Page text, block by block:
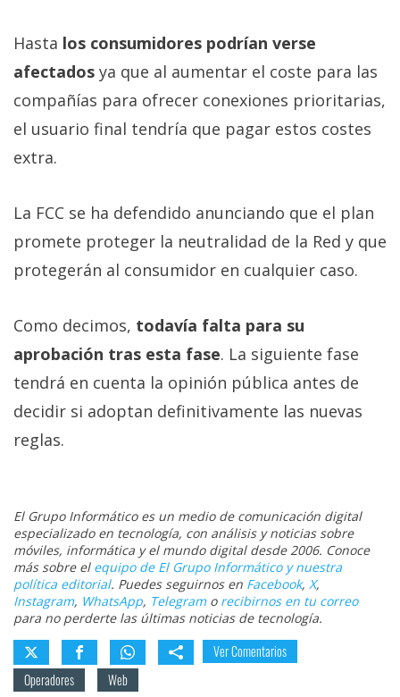
Hasta los consumidores podrían verse
afectados ya que al aumentar el coste para las
compañías para ofrecer conexiones prioritarias,
el usuario final tendría que pagar estos costes
extra.
La FCC se ha defendido anunciando que el plan
promete proteger la neutralidad de la Red y que
protegerán al consumidor en cualquier caso.
Como decimos, todavía falta para su
aprobación tras esta fase. La siguiente fase
tendrá en cuenta la opinión pública antes de
decidir si adoptan definitivamente las nuevas
reglas.
El Grupo Informático es un medio de comunicación digital
especializado en tecnología, con análisis y noticias sobre
móviles, informática y el mundo digital desde 2006. Conoce
más sobre el equipo de El Grupo Informático y nuestra
política editorial. Puedes seguirnos en Facebook, X,
Instagram, WhatsApp, Telegramo recibirnos en tu correo
para no perderte las últimas noticias de tecnología.
Ver Comentarios
Operadores
Web